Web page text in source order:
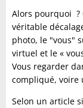
Alors pourquoi ?
véritable
photo, le "vous"
virtuel et le «
Vous regarder
compliqué, voire
Selon un article